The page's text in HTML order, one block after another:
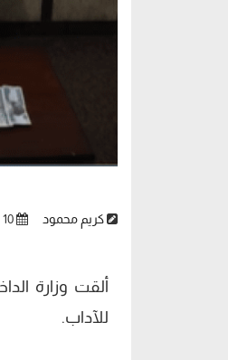
كريم محمود
ألقت وزارة
للآداب.